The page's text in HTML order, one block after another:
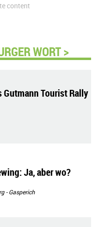
content
WORT >
Gutmann Tourist Rally
Ja, aber wo?
- Gasperich